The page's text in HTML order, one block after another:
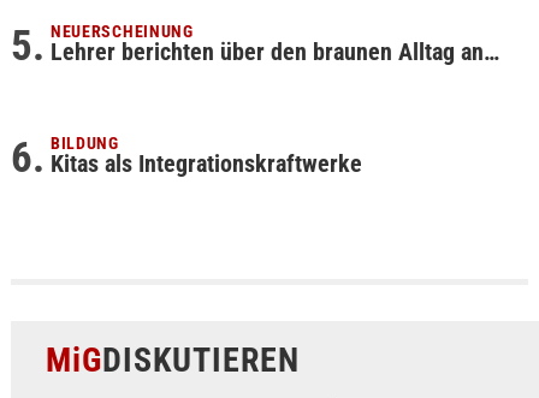
NEUERSCHEINUNG
Lehrer berichten über den braunen Alltag an…
BILDUNG
Kitas als Integrationskraftwerke
MiGDISKUTIEREN